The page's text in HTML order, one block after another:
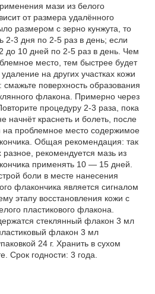
мази из белого
от размера удалённого
размером с зерно кунжута, то
2-3 дня по 2-5 раз в день; если
до 10 дней по 2-5 раз в день. Чем
место, тем быстрее будет
на других участках кожи
смажьте поверхность образования
флакона. Примерно через
процедуру 2-3 раза, пока
начнёт краснеть и болеть, после
на проблемное место содержимое
Общая рекомендация: так
разное, рекомендуется мазь из
применять 10 ― 15 дней.
боли в месте нанесения
флакончика является сигналом
этапу восстановления кожи с
пластикового флакона.
стеклянный флакон 3 мл
флакон 3 мл
24 г. Хранить в сухом
Срок годности: 3 года.